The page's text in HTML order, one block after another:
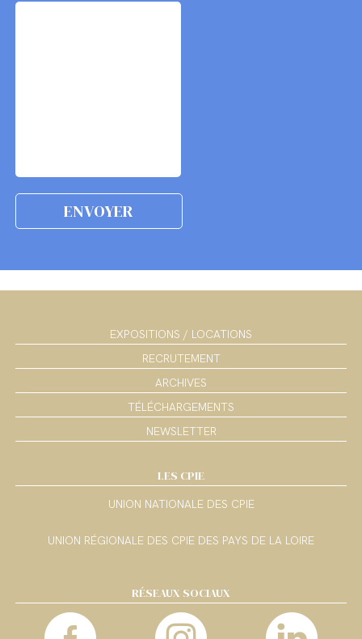
EXPOSITIONS / LOCATIONS
RECRUTEMENT
ARCHIVES
TÉLÉCHARGEMENTS
NEWSLETTER
LES CPIE
UNION NATIONALE DES CPIE
UNION RÉGIONALE DES CPIE DES PAYS DE LA LOIRE
RÉSEAUX SOCIAUX